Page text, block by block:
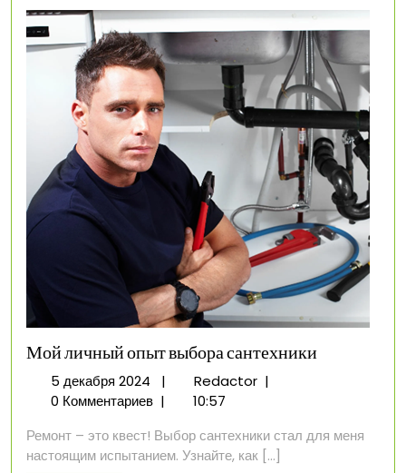
Мой личный опыт выбора сантехники
5 декабря 20245
декабря
| RedactorМой
выбора
сантехники
|
0 Комментариев |
10:57
Ремонт – это квест! Выбор сантехники стал для меня
настоящим испытанием. Узнайте, как [...]